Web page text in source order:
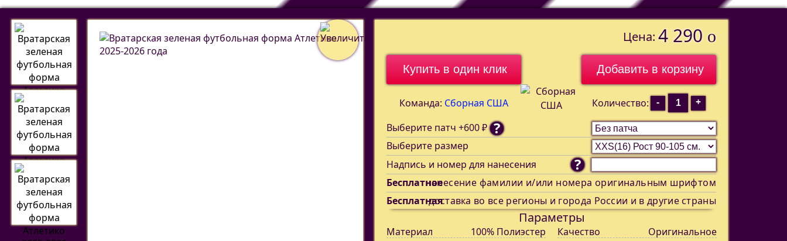
Цена: 4 290 o
Купить в один клик
Команда: Сборная США Количество: - +
?
Выберите патч +600 ₽
Выберите размер
Надпись и номер для нанесения
?
Бесплатноенанесение фамилии и/или номера оригинальным шрифтом
Бесплатнаядоставка во все регионы и города России и в другие страны
Параметры
Материал 100% Полиэстер Качество
Оригинальное